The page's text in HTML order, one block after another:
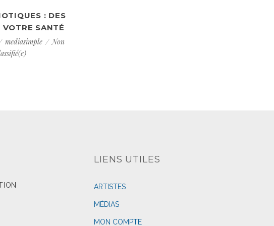
: DES
VOTRE SANTÉ
mediasimple
Non
LIENS UTILES
ARTISTES
MÉDIAS
MON COMPTE